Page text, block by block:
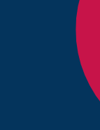
Prix
32,45